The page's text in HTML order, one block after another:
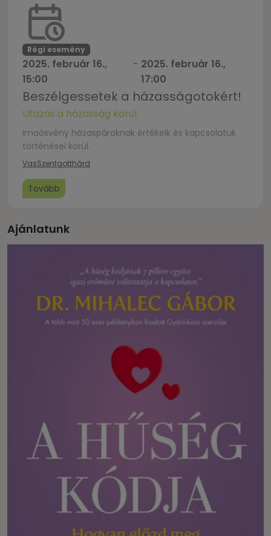
illetve a plébánián.
Régi esemény
2025. február 16.,
15:00
- 2025. február 16.,
17:00
Beszélgessetek a házasságotokért!
Utazás a házasság körül
Imaösvény házaspároknak értékeik és kapcsolatuk
történései körül.
VasSzentgotthárd
Tovább
Ajánlatunk